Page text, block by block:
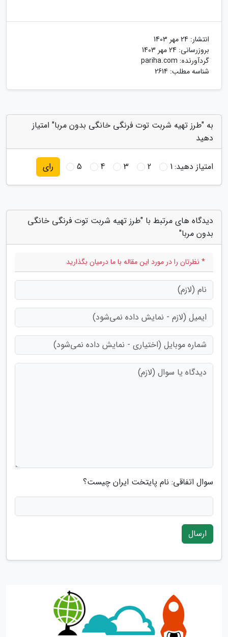
انتشار: 24 مهر 1403
بروزرسانی: 24 مهر 1403
گردآورنده: pariha.com
شناسه مطلب: 2614
به "طرز تهیه شربت توت فرنگی خانگی بدون مربا" امتیاز
دهید
امتیاز دهید:1
2
3
4
5 رای
دیدگاه های مرتبط با "طرز تهیه شربت توت فرنگی خانگی
بدون مربا"
* نظرتان را در مورد این مقاله با ما درمیان بگذارید
سوال اتفاقی: نام پایتخت ایران چیست؟
ارسال